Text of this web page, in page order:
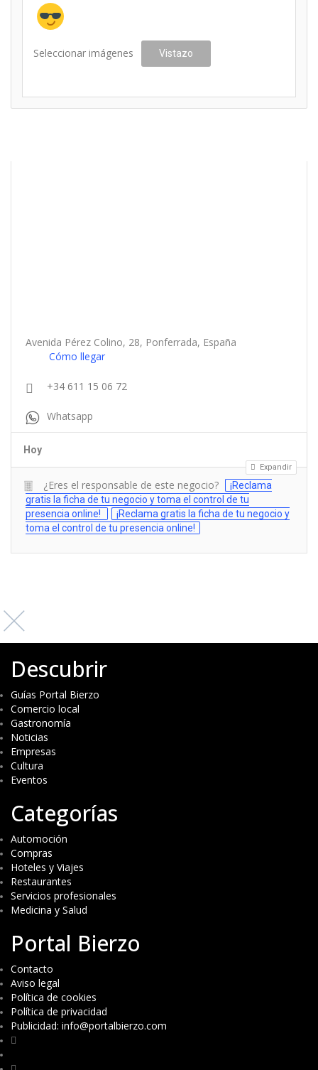
Seleccionar imágenes Vistazo
Avenida Pérez Colino, 28, Ponferrada, España
Cómo llegar
+34 611 15 06 72
Whatsapp
Hoy
Expandir
¿Eres el responsable de este negocio?
¡Reclama
gratis la ficha de tu negocio y toma el control de tu
presencia online!
¡Reclama gratis la ficha de tu negocio y
toma el control de tu presencia online!
Descubrir
Guías Portal Bierzo
Comercio local
Gastronomía
Noticias
Empresas
Cultura
Eventos
Categorías
Automoción
Compras
Hoteles y Viajes
Restaurantes
Servicios profesionales
Medicina y Salud
Portal Bierzo
Contacto
Aviso legal
Política de cookies
Política de privacidad
Publicidad: info@portalbierzo.com